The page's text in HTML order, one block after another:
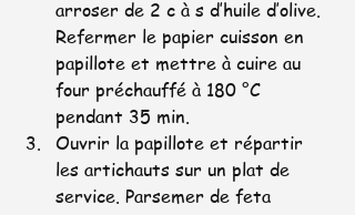
arroser de 2 c à s d’huile d’olive.
Refermer le papier cuisson en
papillote et mettre à cuire au
four préchauffé à 180 °C
pendant 35 min.
Ouvrir la papillote et répartir
les artichauts sur un plat de
service. Parsemer de feta